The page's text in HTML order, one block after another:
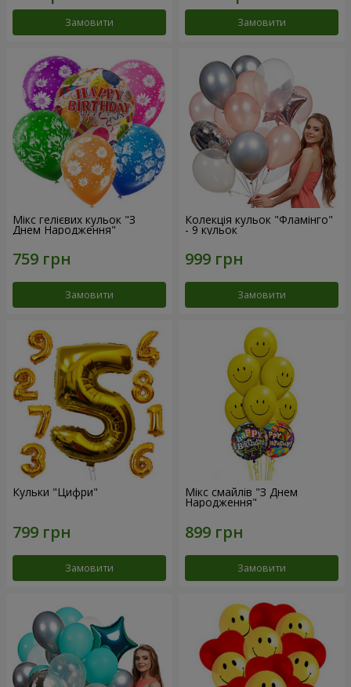
Замовити Замовити
Мікс гелієвих кульок "З
Днем Народження"
Замовити
Колекція кульок "Фламінго"
- 9 кульок
Замовити
Кульки "Цифри"
Замовити
Мікс смайлів "З Днем
Народження"
Замовити